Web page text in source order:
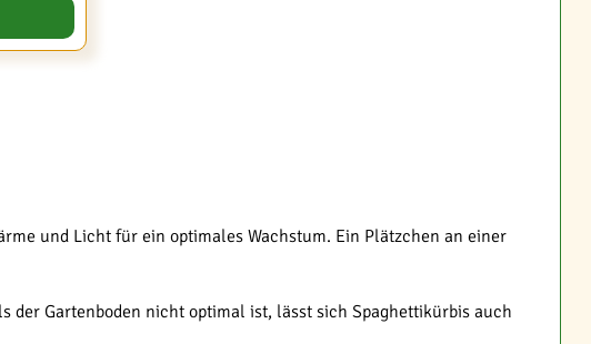
und Licht für ein optimales Wachstum. Ein Plätzchen an einer
der Gartenboden nicht optimal ist, lässt sich Spaghettikürbis auch